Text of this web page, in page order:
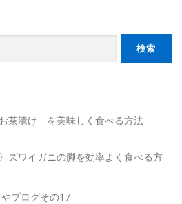
茶漬け を美味しく食べる方法
〉ズワイガニの脚を効率よく食べる方
ブログその17